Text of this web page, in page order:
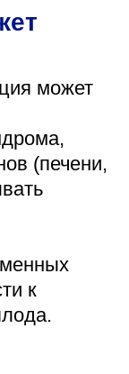
может
(печени,
к